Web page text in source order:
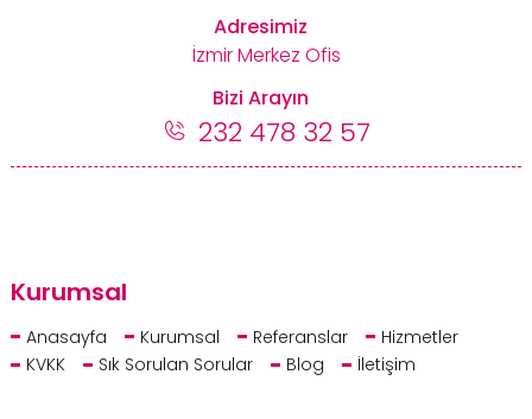
Kurumsal
Anasayfa Kurumsal Referanslar
Hizmetler
KVKK
Sık Sorulan Sorular Blog İletişim
Adresimiz
İzmir Merkez Ofis
Bizi Arayın
232 478 32 57